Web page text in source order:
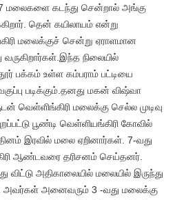
7 மலைகளை கடந்து சென்றால் அங்கு
தென் கயிலாயம் என்று
மலைக்குச் சென்று ஏராளமான
நிலையில்
பக்கம் உள்ள கம்பராம் பட்டியை
படிக்கும்.தனது மகன் விஷ்வா
வெள்ளிங்கிரி மலைக்கு செல்ல முடிவு
பூண்டி வெள்ளியங்கிரி கோவில்
இரவில் மலை ஏறினார்கள். 7-வது
ஆண்டவரை தரிசனம் செய்தனர்.
விட்டு அதிகாலையில் மலையில் இருந்து
அனைவரும் 3 -வது மலைக்கு